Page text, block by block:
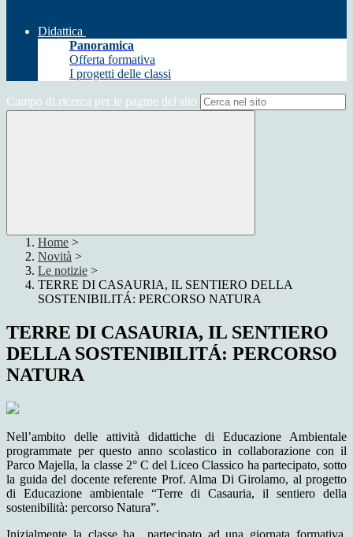
Didattica
Panoramica
Offerta formativa
I progetti delle classi
Campo di ricerca per le pagine del sito
Home >
Novità >
Le notizie >
TERRE DI CASAURIA, IL SENTIERO DELLA
SOSTENIBILITÁ: PERCORSO NATURA
TERRE DI CASAURIA, IL SENTIERO
DELLA SOSTENIBILITÁ: PERCORSO
NATURA
Nell’ambito delle attività didattiche di Educazione Ambientale
programmate per questo anno scolastico in collaborazione con il
Parco Majella, la classe 2° C del Liceo Classico ha partecipato, sotto
la guida del docente referente Prof. Alma Di Girolamo, al progetto
di Educazione ambientale “Terre di Casauria, il sentiero della
sostenibilità: percorso Natura”.